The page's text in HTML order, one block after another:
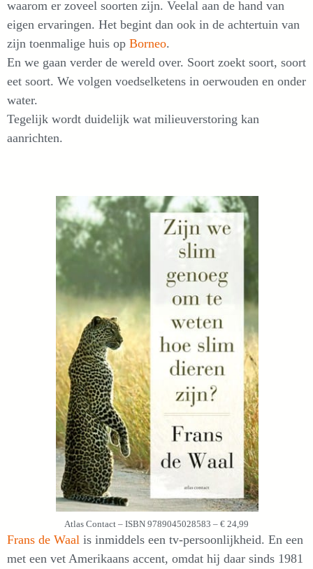
waarom er zoveel soorten zijn. Veelal aan de hand van
eigen ervaringen. Het begint dan ook in de achtertuin van
zijn toenmalige huis op Borneo.
En we gaan verder de wereld over. Soort zoekt soort, soort
eet soort. We volgen voedselketens in oerwouden en onder
water.
Tegelijk wordt duidelijk wat milieuverstoring kan
aanrichten.
Atlas Contact – ISBN 9789045028583 – € 24,99
Frans de Waal is inmiddels een tv-persoonlijkheid. En een
met een vet Amerikaans accent, omdat hij daar sinds 1981